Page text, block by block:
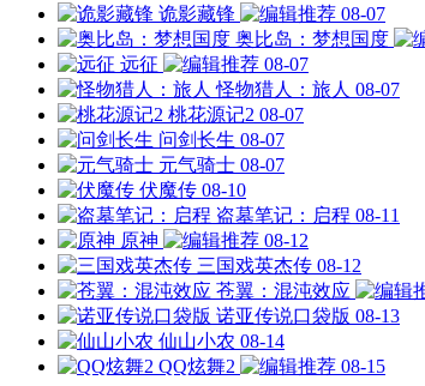
诡影藏锋
08-07
奥比岛：梦想国度
远征
08-07
怪物猎人：旅人 08-07
桃花源记2 08-07
问剑长生 08-07
元气骑士 08-07
伏魔传 08-10
盗墓笔记：启程 08-11
原神
08-12
三国戏英杰传 08-12
苍翼：混沌效应
诺亚传说口袋版 08-13
仙山小农 08-14
QQ炫舞2
08-15